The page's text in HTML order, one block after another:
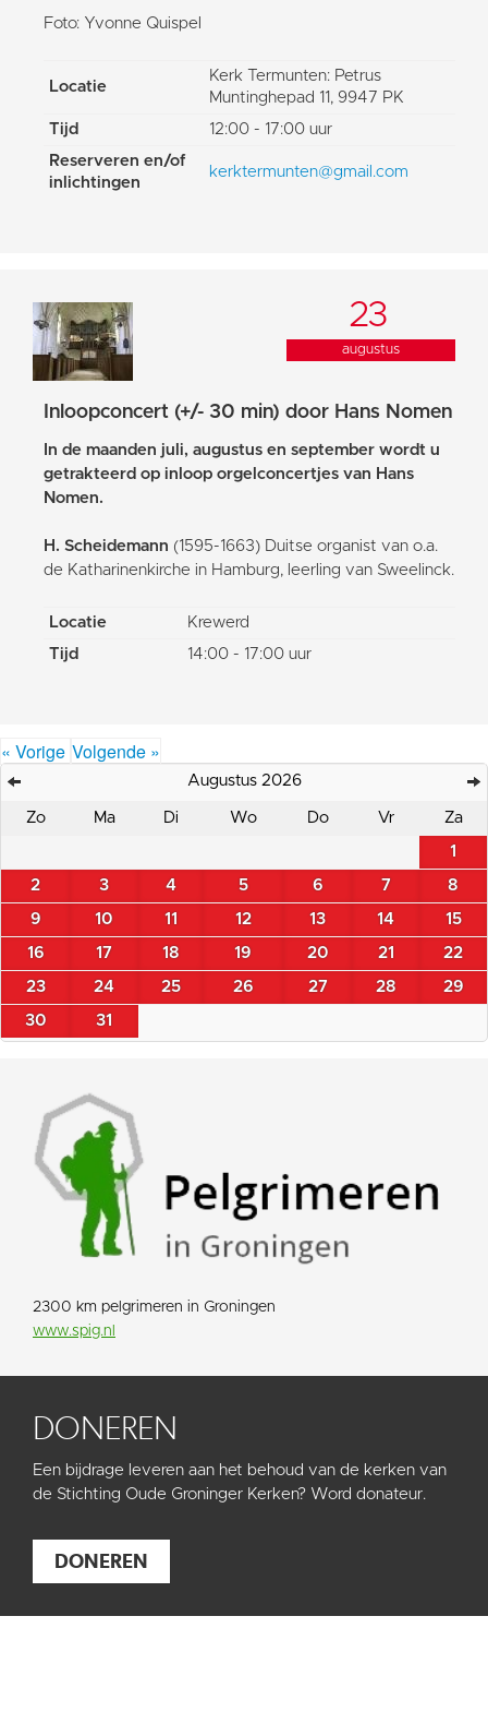
Foto: Yvonne Quispel
Locatie
Kerk Termunten: Petrus
Muntinghepad 11, 9947 PK
Tijd
12:00 - 17:00 uur
Reserveren en/of
inlichtingen
kerktermunten@gmail.com
23
augustus
Inloopconcert (+/- 30 min) door Hans Nomen
In de maanden juli, augustus en september wordt u
getrakteerd op inloop orgelconcertjes van Hans
Nomen.
H. Scheidemann (1595-1663) Duitse organist van o.a.
de Katharinenkirche in Hamburg, leerling van Sweelinck.
Locatie
Krewerd
Tijd
14:00 - 17:00 uur
« Vorige Volgende »
Augustus 2026
Zo Ma Di Wo Do Vr Za
1
2 3 4 5 6 7 8
9 10 11 12 13 14 15
16 17 18 19 20 21 22
23 24 25 26 27 28 29
30 31
2300 km pelgrimeren in Groningen
www.spig.nl
DONEREN
Een bijdrage leveren aan het behoud van de kerken van
de Stichting Oude Groninger Kerken? Word donateur.
DONEREN